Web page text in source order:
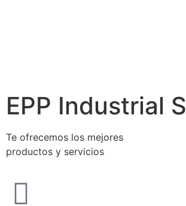
EPP Industrial
Te ofrecemos los mejores
productos y servicios